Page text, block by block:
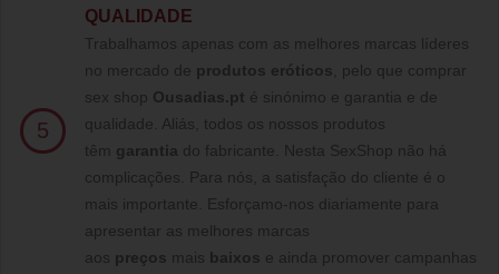
5
QUALIDADE
Trabalhamos apenas com as melhores marcas líderes
no mercado de produtos eróticos , pelo que comprar
sex shop Ousadias.pt é sinónimo e garantia e de
qualidade. Aliás, todos os nossos produtos
têm garantia do fabricante. Nesta SexShop não há
complicações. Para nós, a satisfação do cliente é o
mais importante. Esforçamo-nos diariamente para
apresentar as melhores marcas
aos preços mais baixos e ainda promover campanhas